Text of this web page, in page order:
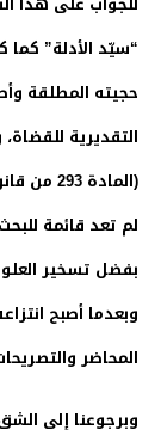
“سيّد الأدلة” كما
حجيته المطلقة
التقديرية
(المادة
لم تعد قائمة
بفضل تسخير
وبعدما أصبح
المحاضر
وبرجوعنا إلى